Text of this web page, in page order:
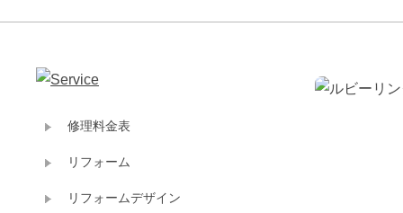
修理料金表
リフォーム
リフォームデザイン